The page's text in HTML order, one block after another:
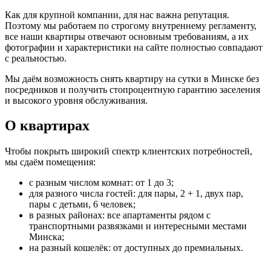
Как для крупной компании, для нас важна репутация.
Поэтому мы работаем по строгому внутреннему регламенту,
все наши квартиры отвечают основным требованиям, а их
фотографии и характеристики на сайте полностью совпадают
с реальностью.
Мы даём возможность снять квартиру на сутки в Минске без
посредников и получить стопроцентную гарантию заселения
и высокого уровня обслуживания.
О квартирах
Чтобы покрыть широкий спектр клиентских потребностей,
мы сдаём помещения:
с разным числом комнат: от 1 до 3;
для разного числа гостей: для пары, 2 + 1, двух пар,
пары с детьми, 6 человек;
в разных районах: все апартаменты рядом с
транспортными развязками и интересными местами
Минска;
на разный кошелёк: от доступных до премиальных.